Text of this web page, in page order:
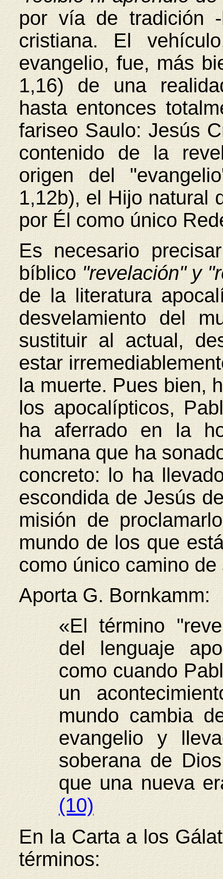
por vía de tradición -
cristiana. El
evangelio, fue, más
1,16) de una
hasta entonces
fariseo Saulo: Jesús
contenido de la
origen del
1,12b), el Hijo natural
por Él como único
Es necesario
bíblico "revelación" y
de la literatura
desvelamiento del
sustituir al actual,
estar
la muerte. Pues bien,
los apocalípticos,
ha aferrado en la
humana que ha
concreto: lo ha
escondida de Jesús
misión de
mundo de los que
como único camino
Aporta G. Bornkamm:
«El término
del lenguaje
como cuando
un
mundo cambia
evangelio y
soberana de
que una nueva
(10)
En la Carta a los
términos: